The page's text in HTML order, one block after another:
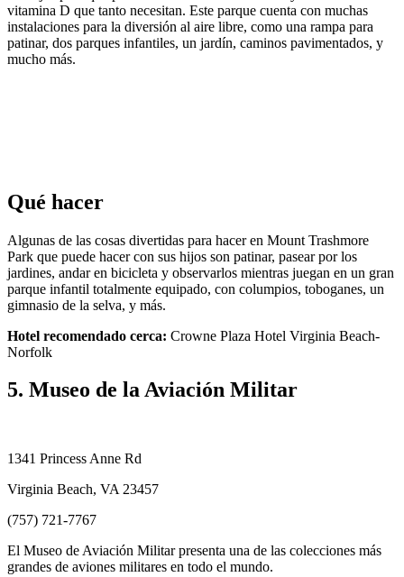
vitamina D que tanto necesitan. Este parque cuenta con muchas
instalaciones para la diversión al aire libre, como una rampa para
patinar, dos parques infantiles, un jardín, caminos pavimentados, y
mucho más.
Qué hacer
Algunas de las cosas divertidas para hacer en Mount Trashmore
Park que puede hacer con sus hijos son patinar, pasear por los
jardines, andar en bicicleta y observarlos mientras juegan en un gran
parque infantil totalmente equipado, con columpios, toboganes, un
gimnasio de la selva, y más.
Hotel recomendado cerca: Crowne Plaza Hotel Virginia Beach-
Norfolk
5. Museo de la Aviación Militar
1341 Princess Anne Rd
Virginia Beach, VA 23457
(757) 721-7767
El Museo de Aviación Militar presenta una de las colecciones más
grandes de aviones militares en todo el mundo.